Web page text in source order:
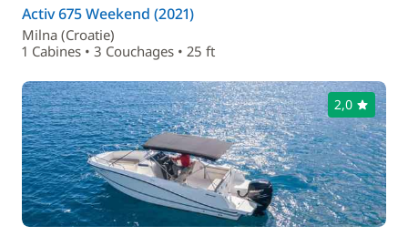
Activ 675 Weekend (2021)
Milna (Croatie)
1 Cabines • 3 Couchages • 25 ft
2,0